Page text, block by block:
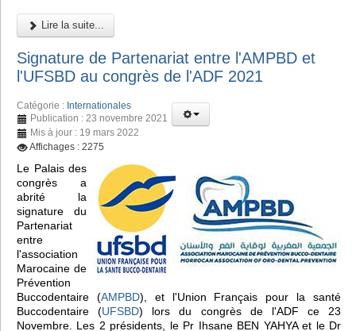
Lire la suite...
Signature de Partenariat entre l'AMPBD et
l'UFSBD au congrès de l'ADF 2021
Catégorie : Internationales
Publication : 23 novembre 2021
Mis à jour : 19 mars 2022
Affichages : 2275
Le Palais des
congrès a
abrité la
signature du
Partenariat
entre
l'association
Marocaine de
Prévention
Buccodentaire (AMPBD), et l'Union Français pour la santé
Buccodentaire (UFSBD) lors du congrès de l'ADF ce 23
Novembre. Les 2 présidents, le Pr Ihsane BEN YAHYA et le Dr